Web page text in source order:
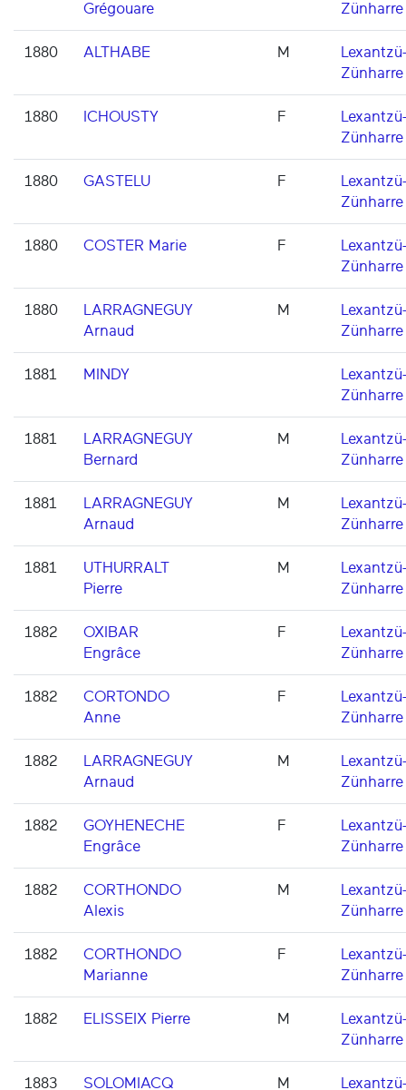
Grégouare
Zünharre
1880 ALTHABE M
Lexantzü-
Zünharre
1880 ICHOUSTY F
Lexantzü-
Zünharre
1880 GASTELU F
Lexantzü-
Zünharre
1880 COSTER Marie F
Lexantzü-
Zünharre
1880
LARRAGNEGUY
Arnaud
M
Lexantzü-
Zünharre
1881 MINDY
Lexantzü-
Zünharre
1881
LARRAGNEGUY
Bernard
M
Lexantzü-
Zünharre
1881
LARRAGNEGUY
Arnaud
M
Lexantzü-
Zünharre
1881
UTHURRALT
Pierre
M
Lexantzü-
Zünharre
1882
OXIBAR
Engrâce
F
Lexantzü-
Zünharre
1882
CORTONDO
Anne
F
Lexantzü-
Zünharre
1882
LARRAGNEGUY
Arnaud
M
Lexantzü-
Zünharre
1882
GOYHENECHE
Engrâce
F
Lexantzü-
Zünharre
1882
CORTHONDO
Alexis
M
Lexantzü-
Zünharre
1882
CORTHONDO
Marianne
F
Lexantzü-
Zünharre
1882 ELISSEIX Pierre M
Lexantzü-
Zünharre
1883 SOLOMIACQ M Lexantzü-